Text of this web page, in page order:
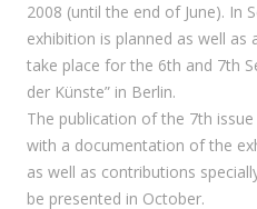
2008 (until the end of June). In
exhibition is planned as well
take place for the 6th and 7th
der Künste” in Berlin.
The publication of the 7th
with a documentation of the
as well as contributions
be presented in October.